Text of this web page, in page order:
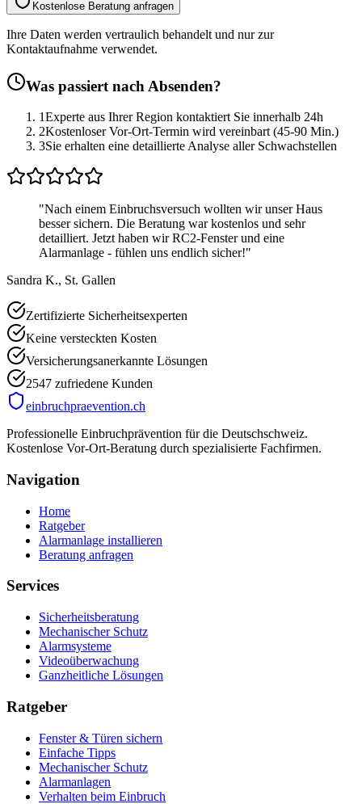
Kostenlose Beratung anfragen
Ihre Daten werden vertraulich behandelt und nur zur
Kontaktaufnahme verwendet.
Was passiert nach Absenden?
1Experte aus Ihrer Region kontaktiert Sie innerhalb 24h
2Kostenloser Vor-Ort-Termin wird vereinbart (45-90 Min.)
3Sie erhalten eine detaillierte Analyse aller Schwachstellen
"Nach einem Einbruchsversuch wollten wir unser Haus
besser sichern. Die Beratung war kostenlos und sehr
detailliert. Jetzt haben wir RC2-Fenster und eine
Alarmanlage - fühlen uns endlich sicher!"
Sandra K., St. Gallen
Zertifizierte Sicherheitsexperten
Keine versteckten Kosten
Versicherungsanerkannte Lösungen
2547 zufriedene Kunden
einbruchpraevention.ch
Professionelle Einbruchprävention für die Deutschschweiz.
Kostenlose Vor-Ort-Beratung durch spezialisierte Fachfirmen.
Navigation
Home
Ratgeber
Alarmanlage installieren
Beratung anfragen
Services
Sicherheitsberatung
Mechanischer Schutz
Alarmsysteme
Videoüberwachung
Ganzheitliche Lösungen
Ratgeber
Fenster & Türen sichern
Einfache Tipps
Mechanischer Schutz
Alarmanlagen
Verhalten beim Einbruch